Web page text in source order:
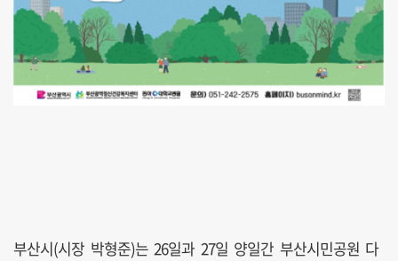
부산시(시장 박형준)는 26일과 27일 양일간 부산시민공원 다